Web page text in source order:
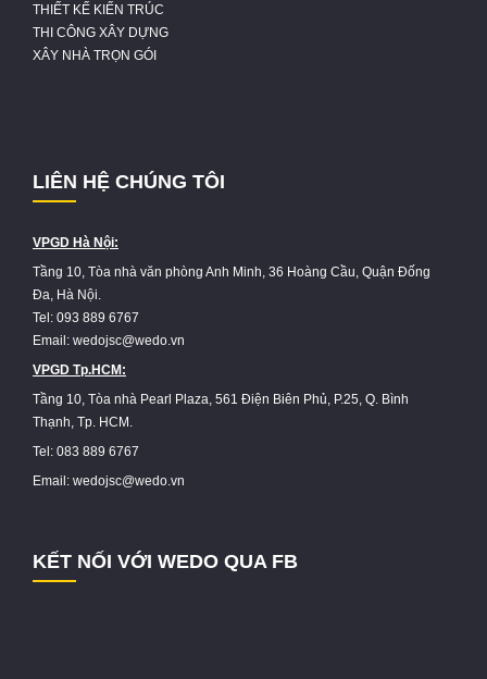
THIẾT KẾ KIẾN TRÚC
THI CÔNG XÂY DỰNG
XÂY NHÀ TRỌN GÓI
LIÊN HỆ CHÚNG TÔI
VPGD Hà Nội:
Tầng 10, Tòa nhà văn phòng Anh Minh, 36 Hoàng Cầu, Quận Đống
Đa, Hà Nội.
Tel: 093 889 6767
Email: wedojsc@wedo.vn
VPGD Tp.HCM:
Tầng 10, Tòa nhà Pearl Plaza, 561 Điện Biên Phủ, P.25, Q. Bình
Thạnh, Tp. HCM.
Tel: 083 889 6767
Email: wedojsc@wedo.vn
KẾT NỐI VỚI WEDO QUA FB